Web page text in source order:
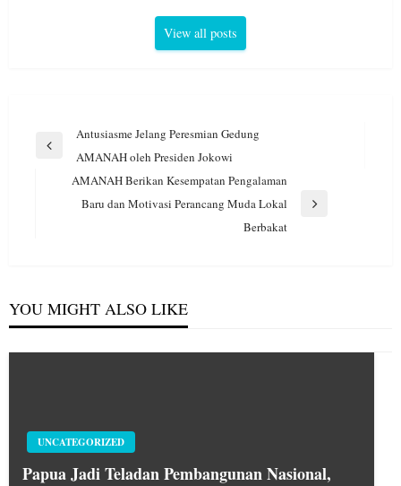
View all posts
NavigasiAntusiasme Jelang Peresmian Gedung
AMANAH oleh Presiden Jokowi
AMANAH Berikan Kesempatan Pengalaman
Baru dan Motivasi Perancang Muda Lokal
Berbakat
YOU MIGHT ALSO LIKE
UNCATEGORIZED
Papua Jadi Teladan Pembangunan Nasional,